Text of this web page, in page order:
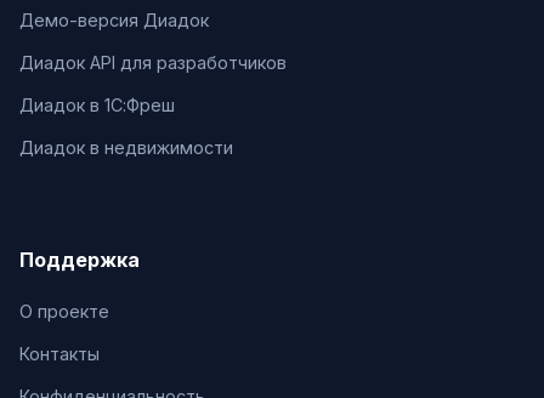
Демо-версия Диадок
Диадок API для разработчиков
Диадок в 1С:Фреш
Диадок в недвижимости
Поддержка
О проекте
Контакты